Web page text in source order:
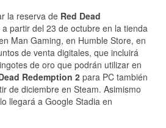
la reserva de Red Dead
a partir del 23 de octubre en la tienda
Man Gaming, en Humble Store, en
de venta digitales, que incluirá
de oro que podrán utilizar en
Redemption 2 para PC también
de diciembre en Steam. Asimismo
llegará a Google Stadia en